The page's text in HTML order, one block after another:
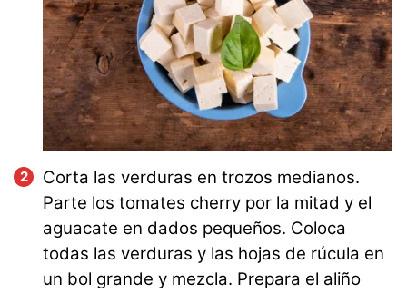
Corta las verduras en trozos medianos.
Parte los tomates cherry por la mitad y el
aguacate en dados pequeños. Coloca
todas las verduras y las hojas de rúcula en
un bol grande y mezcla. Prepara el aliño